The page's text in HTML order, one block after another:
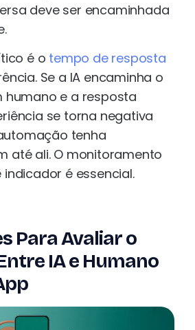
deve ser encaminhada
é o tempo de resposta
Se a IA encaminha o
humano e a resposta
se torna negativa
tenha
até ali. O monitoramento
é essencial.
Para Avaliar o
IA e Humano